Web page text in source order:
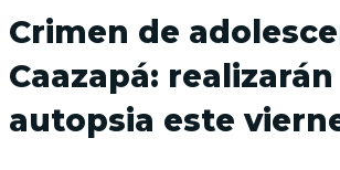
Crimen de
Caazapá: realizarán
autopsia este